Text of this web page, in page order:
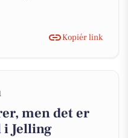
Kopiér link
men det er
i Jelling